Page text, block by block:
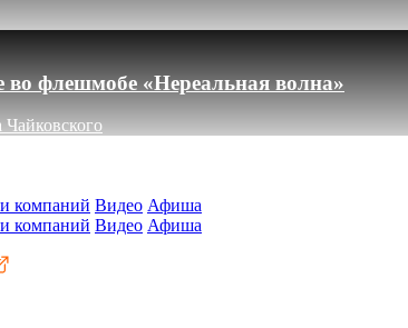
во флешмобе «Нереальная волна»
компаний Видео Афиша
компаний Видео Афиша